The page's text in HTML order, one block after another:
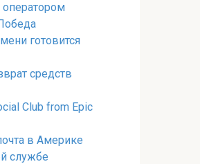
оператором
готовится
средств
Club from Epic
в Америке
службе